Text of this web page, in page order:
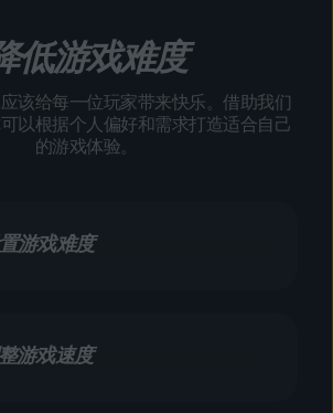
低游戏难度
该给每一位玩家带来快乐。借助我们
以根据个人偏好和需求打造适合自己
的游戏体验。
游戏难度
游戏速度